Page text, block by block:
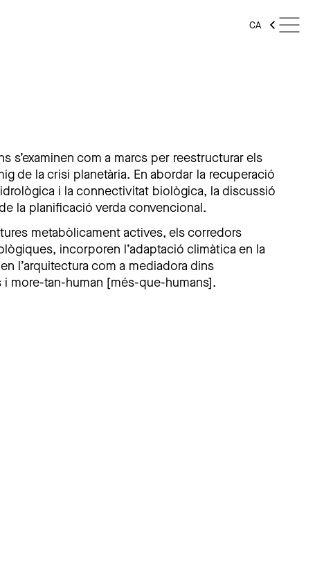
CA
s’examinen com a marcs per reestructurar els
de la crisi planetària. En abordar la recuperació
i la connectivitat biològica, la discussió
la planificació verda convencional.
metabòlicament actives, els corredors
incorporen l’adaptació climàtica en la
l’arquitectura com a mediadora dins
i more-tan-human [més-que-humans].